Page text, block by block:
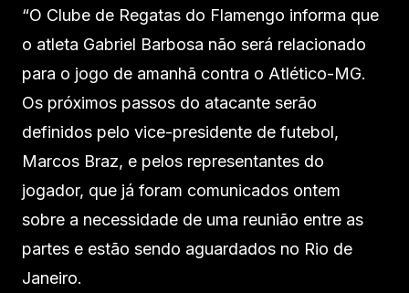
“O Clube de Regatas do Flamengo informa que
o atleta Gabriel Barbosa não será relacionado
para o jogo de amanhã contra o Atlético-MG.
Os próximos passos do atacante serão
definidos pelo vice-presidente de futebol,
Marcos Braz, e pelos representantes do
jogador, que já foram comunicados ontem
sobre a necessidade de uma reunião entre as
partes e estão sendo aguardados no Rio de
Janeiro.